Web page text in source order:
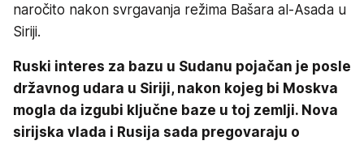
naročito nakon svrgavanja režima Bašara al-Asada u
Siriji.
Ruski interes za bazu u Sudanu pojačan je posle
državnog udara u Siriji, nakon kojeg bi Moskva
mogla da izgubi ključne baze u toj zemlji. Nova
sirijska vlada i Rusija sada pregovaraju o